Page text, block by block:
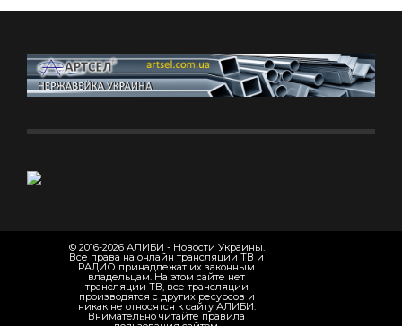
© 2016-2026 АЛИБИ - Новости Украины.
Все права на онлайн трансляции ТВ и
РАДИО принадлежат их законным
владельцам. На этом сайте нет
трансляции ТВ, все трансляции
производятся с других ресурсов и
никак не относятся к сайту АЛИБИ.
Внимательно читайте правила